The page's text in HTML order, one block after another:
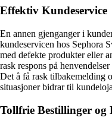
Effektiv Kundeservice
En annen gjenganger i
kundeservicen hos Sephora
med defekte produkter eller
rask respons på
Det å få rask tilbakemelding
situasjoner bidrar til
Tollfrie Bestillinger og